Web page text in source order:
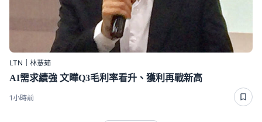
LTN｜林薏茹
AI需求續強 文曄Q3毛利率看升、獲利再戰新高
1小時前